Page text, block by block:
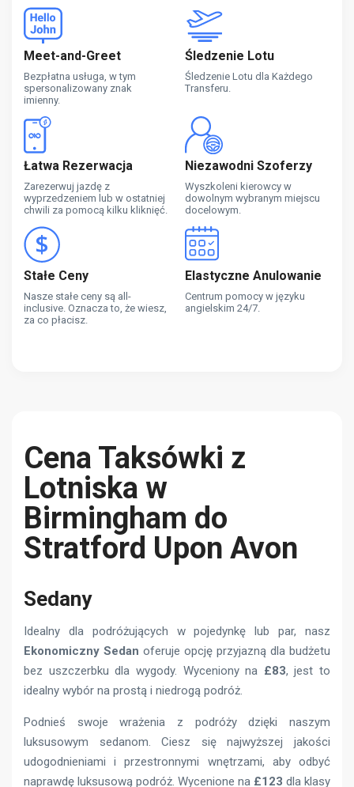
Meet-and-Greet
Bezpłatna usługa, w tym
spersonalizowany znak
imienny.
Śledzenie Lotu
Śledzenie Lotu dla Każdego
Transferu.
Łatwa Rezerwacja
Zarezerwuj jazdę z
wyprzedzeniem lub w ostatniej
chwili za pomocą kilku kliknięć.
Niezawodni Szoferzy
Wyszkoleni kierowcy w
dowolnym wybranym miejscu
docelowym.
Stałe Ceny
Nasze stałe ceny są all-
inclusive. Oznacza to, że wiesz,
za co płacisz.
Elastyczne Anulowanie
Centrum pomocy w języku
angielskim 24/7.
Cena Taksówki z
Lotniska w
Birmingham do
Stratford Upon Avon
Sedany
Idealny dla podróżujących w pojedynkę lub par, nasz
Ekonomiczny Sedan oferuje opcję przyjazną dla budżetu
bez uszczerbku dla wygody. Wyceniony na £83, jest to
idealny wybór na prostą i niedrogą podróż.
Podnieś swoje wrażenia z podróży dzięki naszym
luksusowym sedanom. Ciesz się najwyższej jakości
udogodnieniami i przestronnymi wnętrzami, aby odbyć
naprawdę luksusową podróż. Wycenione na £123 dla klasy